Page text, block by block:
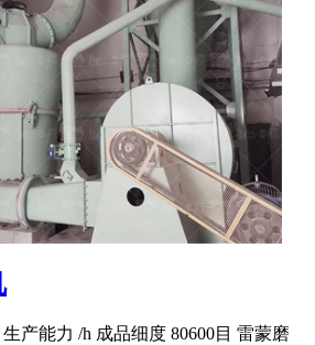
产能力 /h 成品细度 80600目 雷蒙磨